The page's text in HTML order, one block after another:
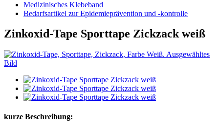
Medizinisches Klebeband
Bedarfsartikel zur Epidemieprävention und -kontrolle
Zinkoxid-Tape Sporttape Zickzack weiß
kurze Beschreibung: